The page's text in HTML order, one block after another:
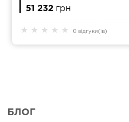
★ ★ ★ ★ ★ 0 відгуки(ів)
51 232 грн
БЛОГ